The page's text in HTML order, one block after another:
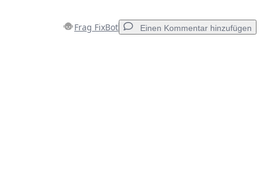
Frag FixBot Einen Kommentar hinzufügen